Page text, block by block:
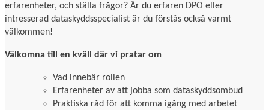
erfarenheter, och ställa frågor? Är du erfaren DPO eller
intresserad dataskyddsspecialist är du förstås också varmt
välkommen!
Välkomna till en kväll där vi pratar om
Vad innebär rollen
Erfarenheter av att jobba som dataskyddsombud
Praktiska råd för att komma igång med arbetet